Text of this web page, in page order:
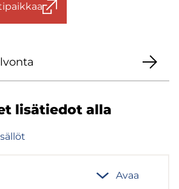
li­sä­tie­dot alla
Avaa